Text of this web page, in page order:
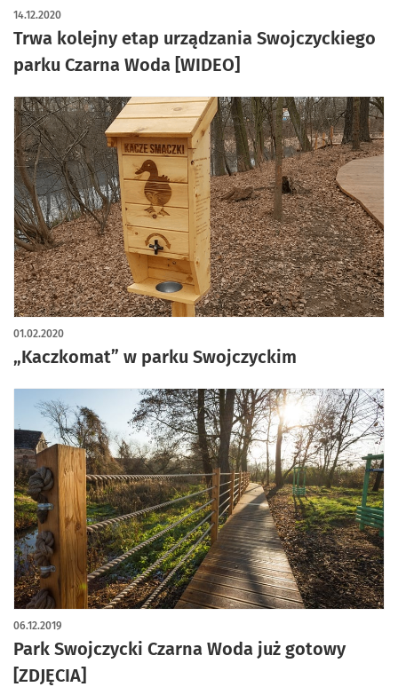
Trwa kolejny etap urządzania Swojczyckiego
parku Czarna Woda [WIDEO]
14.12.2020
„Kaczkomat” w parku Swojczyckim
01.02.2020
Park Swojczycki Czarna Woda już gotowy
[ZDJĘCIA]
06.12.2019